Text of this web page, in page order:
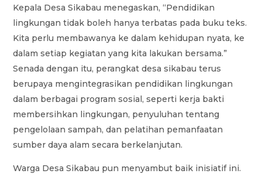
Kepala Desa Sikabau menegaskan, “Pendidikan
lingkungan tidak boleh hanya terbatas pada buku teks.
Kita perlu membawanya ke dalam kehidupan nyata, ke
dalam setiap kegiatan yang kita lakukan bersama.”
Senada dengan itu, perangkat desa sikabau terus
berupaya mengintegrasikan pendidikan lingkungan
dalam berbagai program sosial, seperti kerja bakti
membersihkan lingkungan, penyuluhan tentang
pengelolaan sampah, dan pelatihan pemanfaatan
sumber daya alam secara berkelanjutan.
Warga Desa Sikabau pun menyambut baik inisiatif ini.